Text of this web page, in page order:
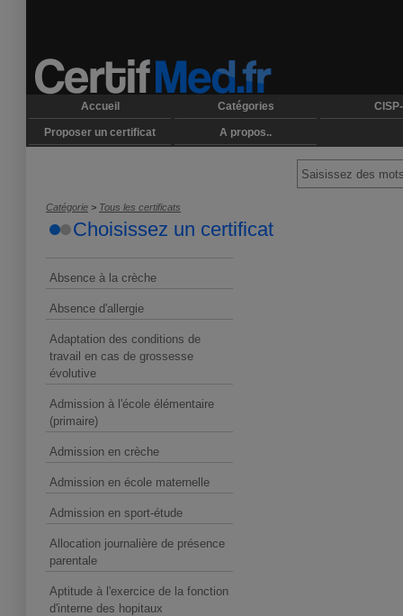
Accueil Catégories
Proposer un certificat A propos..
Catégorie > Tous les certificats
Choisissez un certificat
Absence à la crèche
Absence d'allergie
Adaptation des conditions de
travail en cas de grossesse
évolutive
Admission à l'école élémentaire
(primaire)
Admission en crèche
Admission en école maternelle
Admission en sport-étude
Allocation journalière de présence
parentale
Aptitude à l'exercice de la fonction
d'interne des hopitaux